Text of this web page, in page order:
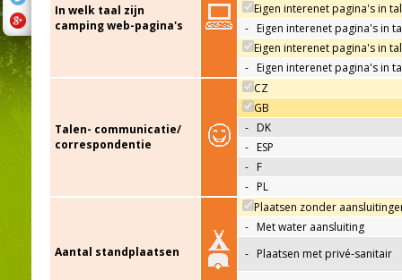
In welk taal zijn
camping web-pagina's
Eigen interenet pagina's in
- Eigen interenet pagina's in
Eigen interenet pagina's in
- Eigen interenet pagina's in
Talen- communicatie/
correspondentie
CZ
GB
- DK
- ESP
- F
- PL
Aantal standplaatsen
Plaatsen zonder
- Met water aansluiting
- Plaatsen met privé-sanitair